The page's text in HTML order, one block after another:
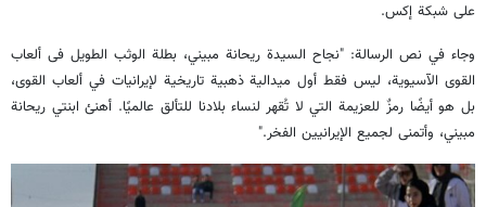
على شبكة إكس.
وجاء في نص الرسالة: "نجاح السيدة ريحانة مبيني، بطلة الوثب الطويل فی ألعاب
القوى الآسيوية، ليس فقط أول ميدالية ذهبية تاريخية لإيرانيات في ألعاب القوى،
بل هو أيضًا رمزٌ للعزيمة التي لا تُقهر لنساء بلادنا للتألق عالميًا. أهنئ ابنتي ريحانة
مبيني، وأتمنى لجميع الإيرانيين الفخر."